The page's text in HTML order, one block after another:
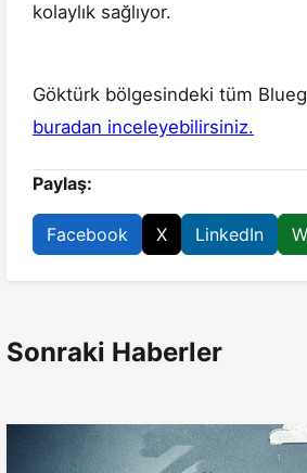
kolaylık sağlıyor.
Göktürk bölgesindeki tüm
buradan inceleyebilirsiniz.
Paylaş:
Facebook X LinkedIn
Sonraki Haberler